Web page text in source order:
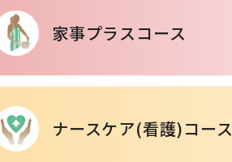
家事プラスコース
ナースケア(看護)コース